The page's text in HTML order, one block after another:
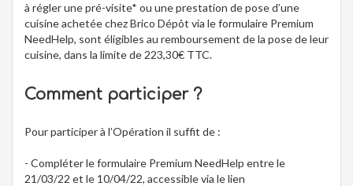
à régler une pré-visite* ou une prestation de pose d’une
cuisine achetée chez Brico Dépôt via le formulaire Premium
NeedHelp, sont éligibles au remboursement de la pose de leur
cuisine, dans la limite de 223,30€ TTC.
Comment participer ?
Pour participer à l’Opération il suffit de :
- Compléter le formulaire Premium NeedHelp entre le
21/03/22 et le 10/04/22, accessible via le lien